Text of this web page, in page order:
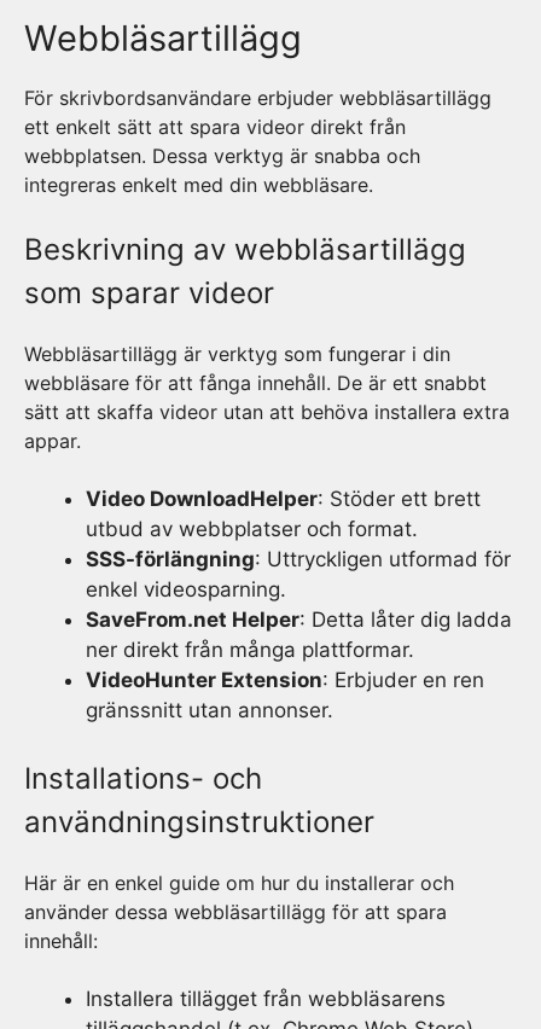
Webbläsartillägg
För skrivbordsanvändare erbjuder webbläsartillägg
ett enkelt sätt att spara videor direkt från
webbplatsen. Dessa verktyg är snabba och
integreras enkelt med din webbläsare.
Beskrivning av webbläsartillägg
som sparar videor
Webbläsartillägg är verktyg som fungerar i din
webbläsare för att fånga innehåll. De är ett snabbt
sätt att skaffa videor utan att behöva installera extra
appar.
Video DownloadHelper: Stöder ett brett
utbud av webbplatser och format.
SSS-förlängning: Uttryckligen utformad för
enkel videosparning.
SaveFrom.net Helper: Detta låter dig ladda
ner direkt från många plattformar.
VideoHunter Extension: Erbjuder en ren
gränssnitt utan annonser.
Installations- och
användningsinstruktioner
Här är en enkel guide om hur du installerar och
använder dessa webbläsartillägg för att spara
innehåll:
Installera tillägget från webbläsarens